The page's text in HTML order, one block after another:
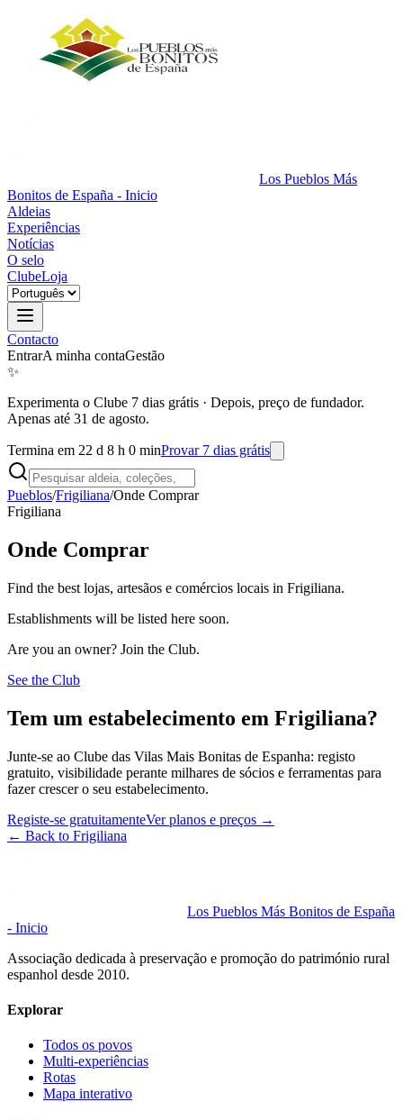
Los Pueblos Más
Bonitos de España - Inicio
Aldeias
Experiências
Notícias
O selo
ClubeLoja
Contacto
EntrarA minha contaGestão
✨
Experimenta o Clube 7 dias grátis · Depois, preço de fundador.
Apenas até 31 de agosto.
Termina em 22 d 8 h 0 minProvar 7 dias grátis
Pueblos/Frigiliana/Onde Comprar
Frigiliana
Onde Comprar
Find the best lojas, artesãos e comércios locais in Frigiliana.
Establishments will be listed here soon.
Are you an owner? Join the Club.
See the Club
Tem um estabelecimento em Frigiliana?
Junte-se ao Clube das Vilas Mais Bonitas de Espanha: registo
gratuito, visibilidade perante milhares de sócios e ferramentas para
fazer crescer o seu estabelecimento.
Registe-se gratuitamenteVer planos e preços →
← Back to Frigiliana
Los Pueblos Más Bonitos de España
- Inicio
Associação dedicada à preservação e promoção do património rural
espanhol desde 2010.
Explorar
Todos os povos
Multi-experiências
Rotas
Mapa interativo